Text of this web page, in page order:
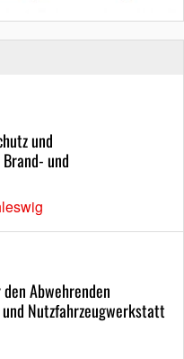
und
und
Abwehrenden
Nutzfahrzeugwerkstatt